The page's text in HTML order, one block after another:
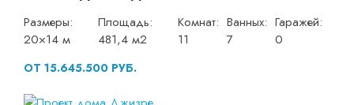
Размеры:
20×14 м
Площадь:
481,4 м2
Комнат:
11
Ванных:
7
Гаражей:
0
ОТ 15.645.500 РУБ.